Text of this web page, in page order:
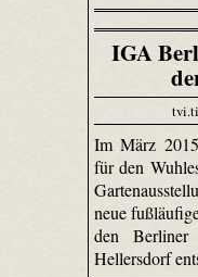
IGA
Im März
für den
neue
den Berliner
Hellersdorf